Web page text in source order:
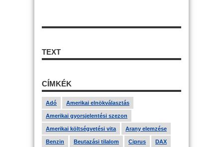
TEXT
CÍMKÉK
Adó Amerikai elnökválasztás
Amerikai gyorsjelentési szezon
Amerikai költségvetési vita Arany elemzése
Benzin Beutazási tilalom Ciprus DAX